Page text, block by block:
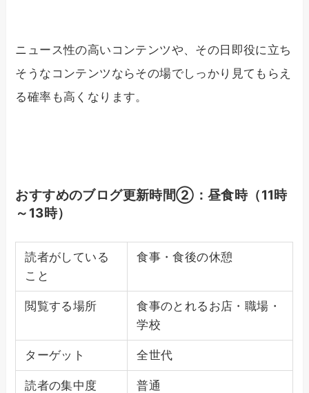
ニュース性の高いコンテンツや、その日即役に立ち
そうなコンテンツならその場でしっかり見てもらえ
る確率も高くなります。
おすすめのブログ更新時間②：昼食時（11時
～13時）
読者がしている
こと
食事・食後の休憩
閲覧する場所
食事のとれるお店・職場・
学校
ターゲット 全世代
読者の集中度 普通